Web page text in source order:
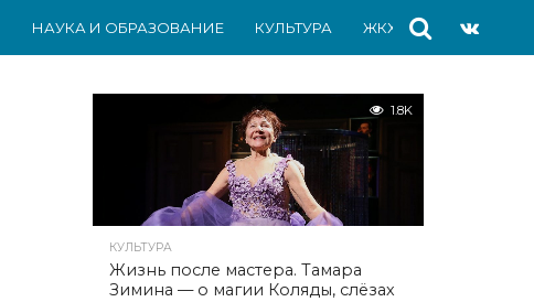
НАУКА И ОБРАЗОВАНИЕ КУЛЬТУРА ЖКХ СПОРТ
1.8K
КУЛЬТУРА
Жизнь после мастера. Тамара
Зимина — о магии Коляды, слёзах